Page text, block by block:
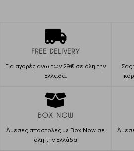
FREE DELIVERY
Για αγορές άνω των 29€ σε όλη την
Ελλάδα.
Σας
BOX NOW
Άμεσες αποστολές με Box Now σε
όλη την Ελλάδα